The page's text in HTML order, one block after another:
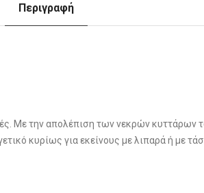
Περιγραφή
Με την απολέπιση των νεκρών
κυρίως για εκείνους με λιπαρά ή με